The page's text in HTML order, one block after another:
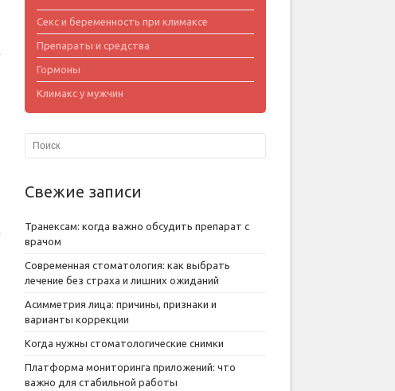
Секс и беременность при климаксе
Препараты и средства
Гормоны
Климакс у мужчин
Свежие записи
Транексам: когда важно обсудить препарат с
врачом
Современная стоматология: как выбрать
лечение без страха и лишних ожиданий
Асимметрия лица: причины, признаки и
варианты коррекции
Когда нужны стоматологические снимки
Платформа мониторинга приложений: что
важно для стабильной работы